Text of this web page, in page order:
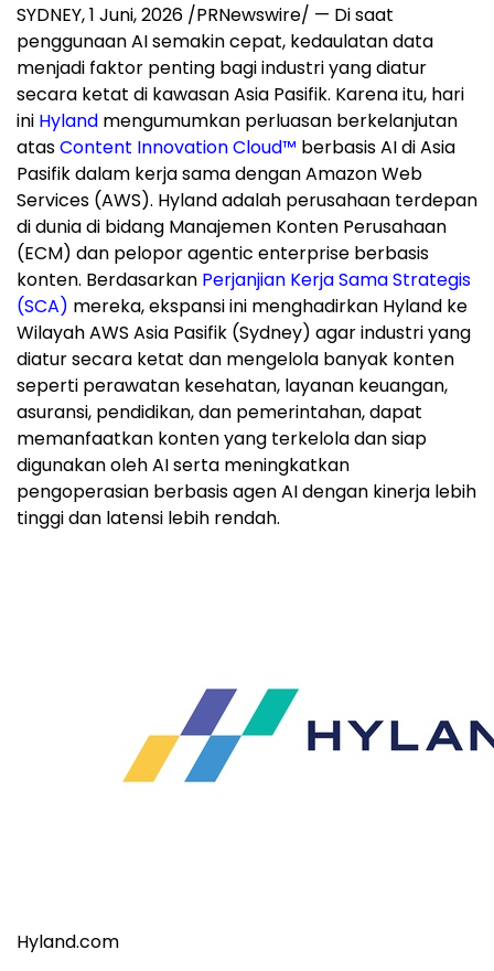
SYDNEY,1 Juni, 2026 /PRNewswire/ — Di saat
penggunaan AI semakin cepat, kedaulatan data
menjadi faktor penting bagi industri yang diatur
secara ketat di kawasan Asia Pasifik. Karena itu, hari
ini Hyland mengumumkan perluasan berkelanjutan
atasContent Innovation Cloud™ berbasis AI di Asia
Pasifik dalam kerja sama dengan Amazon Web
Services (AWS). Hyland adalah perusahaan terdepan
di dunia di bidang Manajemen Konten Perusahaan
(ECM) dan pelopor agentic enterprise berbasis
konten. Berdasarkan Perjanjian Kerja Sama Strategis
(SCA) mereka, ekspansi ini menghadirkan Hyland ke
Wilayah AWS Asia Pasifik (Sydney) agar industri yang
diatur secara ketat dan mengelola banyak konten
seperti perawatan kesehatan, layanan keuangan,
asuransi, pendidikan, dan pemerintahan, dapat
memanfaatkan konten yang terkelola dan siap
digunakan oleh AI serta meningkatkan
pengoperasian berbasis agen AI dengan kinerja lebih
tinggi dan latensi lebih rendah.
Hyland.com